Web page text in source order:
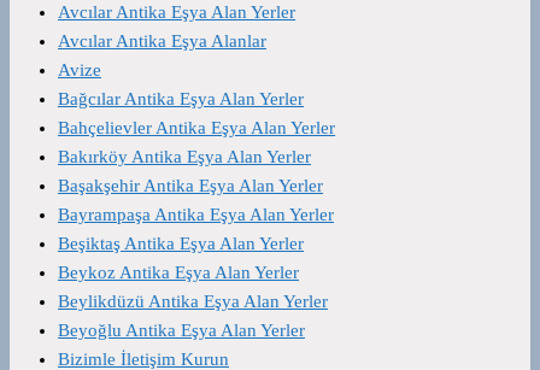
Avcılar Antika Eşya Alan Yerler
Avcılar Antika Eşya Alanlar
Avize
Bağcılar Antika Eşya Alan Yerler
Bahçelievler Antika Eşya Alan Yerler
Bakırköy Antika Eşya Alan Yerler
Başakşehir Antika Eşya Alan Yerler
Bayrampaşa Antika Eşya Alan Yerler
Beşiktaş Antika Eşya Alan Yerler
Beykoz Antika Eşya Alan Yerler
Beylikdüzü Antika Eşya Alan Yerler
Beyoğlu Antika Eşya Alan Yerler
Bizimle İletişim Kurun